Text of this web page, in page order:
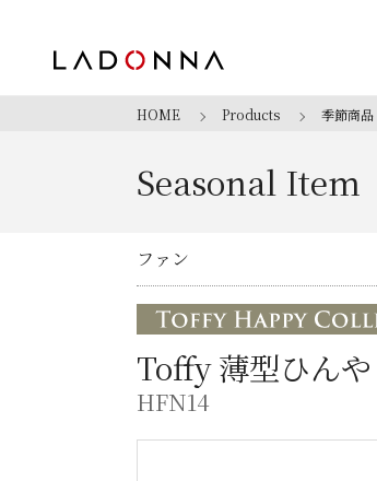
HOME Products 季節商品
Seasonal Item
ファン
Toffy 薄型ひん
HFN14